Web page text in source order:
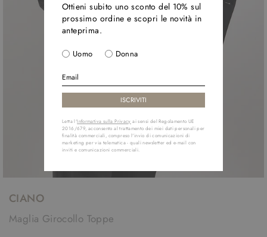
Ottieni subito uno sconto del 10% sul
prossimo ordine e scopri le novità in
anteprima.
Uomo Donna
Letta l'Informativa sulla Privacy ai sensi del Regolamento UE
2016/679, acconsento al trattamento dei miei dati personali per
finalità commerciali, compreso l'invio di comunicazioni di
marketing per via telematica - quali newsletter ed e-mail con
inviti e comunicazioni commerciali.
CIANO
Maglia Girocollo Toppe